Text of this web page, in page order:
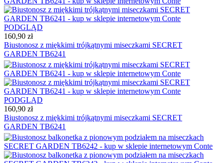
PODGLĄD
160,90 zł
Biustonosz z miękkimi trójkątnymi miseczkami SECRET
GARDEN TB6241
PODGLĄD
160,90 zł
Biustonosz z miękkimi trójkątnymi miseczkami SECRET
GARDEN TB6241